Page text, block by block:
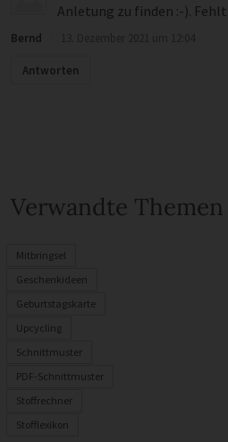
Anletung zu finden :-). Fehlt
Bernd
Antworten
Verwandte Themen
Mitbringsel
Geschenkideen
Geburtstagskarte
Upcycling
Schnittmuster
PDF-Schnittmuster
Stoffrechner
Stofflexikon